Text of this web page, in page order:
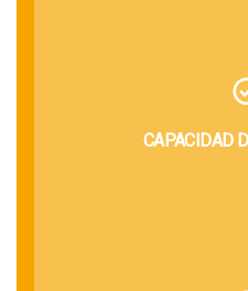
CAPACIDAD